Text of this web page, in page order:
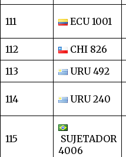
111 ECU 1001
112 CHI 826
113
URU 492
114 URU 240
115
SUJETADOR
4006